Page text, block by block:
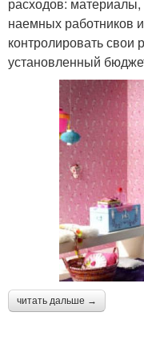
наемных работников
контролировать свои
установленный
читать дальше →